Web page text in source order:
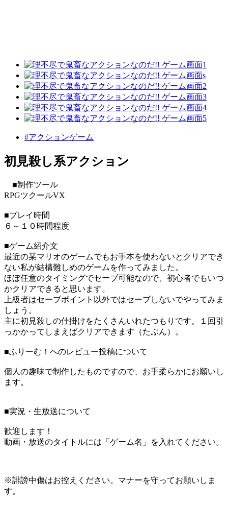
#アクションゲーム
初見殺し系アクション
■制作ツール
RPGツクールVX
■プレイ時間
６～１０時間程度
■ゲーム紹介文
最近の某マリオのゲームでもお手本を使わないとクリアでき
ない私が結構難しめのゲームを作ってみました。
ほぼ任意のタイミングでセーブ可能なので、初心者でもいつ
かクリアできると思います。
上級者はセーブポイント以外ではセーブしないでやってみま
しょう。
主に初見殺しの仕掛けをたくさんいれたつもりです。１回引
っかかってしまえばクリアできます（たぶん）。
■ふりーむ！へのレビュー投稿について
個人の趣味で制作したものですので、お手柔らかにお願いし
ます。
■実況・生放送について
歓迎します！
動画・放送のタイトルには「ゲーム名」を入れてください。
※誹謗中傷はお控えください。マナーを守ってお願いしま
す。